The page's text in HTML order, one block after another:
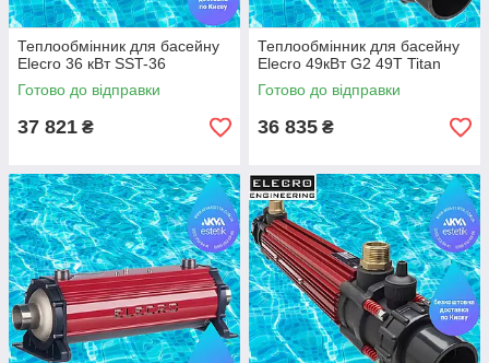
Теплообмінник для басейну
Elecro 36 кВт SST-36
Готово до відправки
37 821 ₴
Теплообмінник для басейну
Elecro 49кВт G2 49T Titan
Готово до відправки
36 835 ₴